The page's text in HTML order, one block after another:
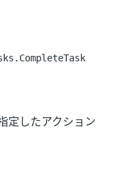
定したアクション